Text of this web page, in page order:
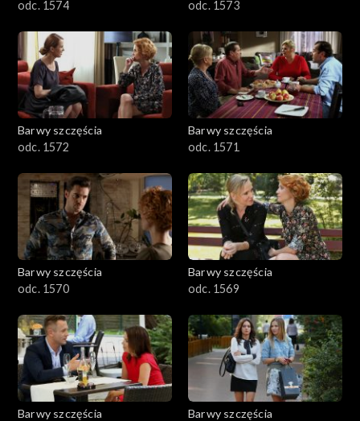
odc. 1574 odc. 1573
Barwy szczęścia
odc. 1572
Barwy szczęścia
odc. 1571
Barwy szczęścia
odc. 1570
Barwy szczęścia
odc. 1569
Barwy szczęścia
Barwy szczęścia